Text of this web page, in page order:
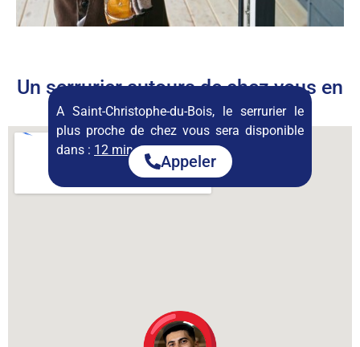
Un serrurier autours de chez vous en
permanence
A Saint-Christophe-du-Bois, le serrurier le
plus proche de chez vous sera disponible
dans : 12 minutes
Appeler